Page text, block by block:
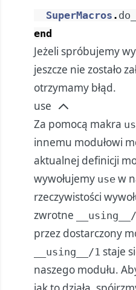
SuperMacros .
end
Jeżeli spróbujemy
jeszcze nie zostało
otrzymamy błąd.
use
Za pomocą makra
innemu modułowi
aktualnej definicji
wywołujemy use w
rzeczywistości
zwrotne
przez dostarczony
__using__/1 staje
naszego modułu.